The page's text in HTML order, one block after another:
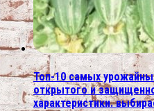
Топ-10 самых
открытого и
характеристики.